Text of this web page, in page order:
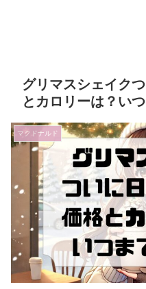
グリマスシェイク
とカロリーは？い
マクドナルド